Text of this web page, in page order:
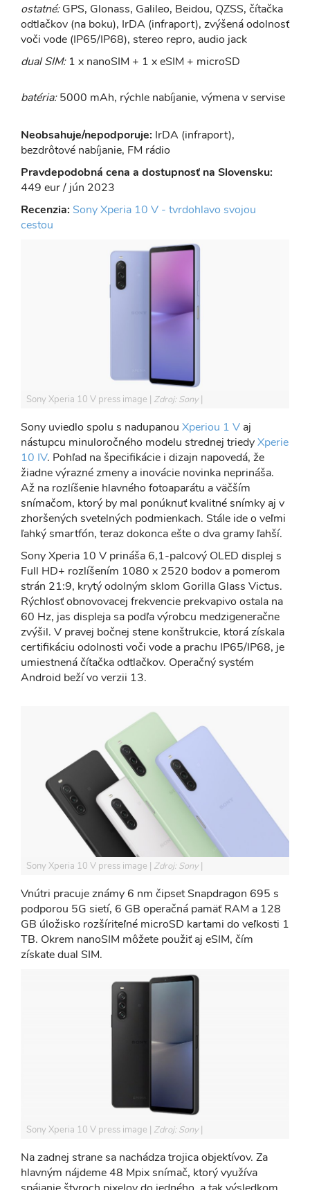
ostatné:GPS, Glonass, Galileo, Beidou, QZSS, čítačka
odtlačkov (na boku), IrDA (infraport), zvýšená odolnosť
voči vode (IP65/IP68), stereo repro, audio jack
dual SIM:1 x nanoSIM + 1 x eSIM + microSD
batéria:5000 mAh, rýchle nabíjanie, výmena v servise
Neobsahuje/nepodporuje: IrDA (infraport),
bezdrôtové nabíjanie, FM rádio
Pravdepodobná cena a dostupnosť na Slovensku:
449 eur / jún 2023
Recenzia: Sony Xperia 10 V - tvrdohlavo svojou
cestou
Sony Xperia 10 V press image Zdroj: Sony
Sony uviedlo spolu s nadupanou Xperiou 1 V aj
nástupcu minuloročného modelu strednej triedyXperie
10 IV. Pohľad na špecifikácie i dizajn napovedá, že
žiadne výrazné zmeny a inovácie novinka neprináša.
Až na rozlíšenie hlavného fotoaparátu a väčším
snímačom, ktorý by mal ponúknuť kvalitné snímky aj v
zhoršených svetelných podmienkach. Stále ide o veľmi
ľahký smartfón, teraz dokonca ešte o dva gramy ľahší.
Sony Xperia 10 V prináša 6,1-palcový OLED displej s
Full HD+ rozlíšením 1080 x 2520 bodov a pomerom
strán 21:9, krytý odolným sklom Gorilla Glass Victus.
Rýchlosť obnovovacej frekvencie prekvapivo ostala na
60 Hz, jas displeja sa podľa výrobcu medzigeneračne
zvýšil. V pravej bočnej stene konštrukcie, ktorá získala
certifikáciu odolnosti voči vode a prachu IP65/IP68, je
umiestnená čítačka odtlačkov. Operačný systém
Android beží vo verzii 13.
Sony Xperia 10 V press image Zdroj: Sony
Vnútri pracuje známy 6 nm čipset Snapdragon 695 s
podporou 5G sietí, 6 GB operačná pamäť RAM a 128
GB úložisko rozšíriteľné microSD kartami do veľkosti 1
TB. Okrem nanoSIM môžete použiť aj eSIM, čím
získate dual SIM.
Sony Xperia 10 V press image Zdroj: Sony
Na zadnej strane sa nachádza trojica objektívov. Za
hlavným nájdeme 48 Mpix snímač, ktorý využíva